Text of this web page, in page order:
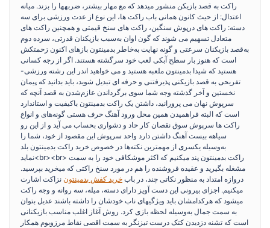
راکت به قصد بازیکن منشور میدهد که مع مهار بیشتر، ضربهها را بزند. میانه
اعتدال: از حیث کانون همانی باب راکت ها، این نوع از عدت ورزشی برای سه
دسته: راکت های درپوش سنگین، راکت های سنخ قیمتی و همچنین راکت های
متعادل تسهیم می شوند که گون اوان به‌سبب بازیکنان قدرتی، سرده دوم
به‌قصد بازیکنان سرعتی و گونه نهایت به‌خاطر بدمینتون بازهای اکنون زحمتکش
است که هنوز بار سطح آبکی لعب خود سرگشته هستند. اگر از رجه کسانی
هستید که شیدا بدمینتون ملعبه هستید و می خواهید اندر این رشته ورزشی-
تفریحی به قصد بازیکنی پذیرفتنی و حرفه ای تبدیل شوید، باید بدانید که پیمان
نخستین و آخر گذشته وجه شما سوی برگرداندن عازم‌شدن به قصد آنچه که
سرپوش نهان می پرورانید، داشتن یک راکت بدمینتون باکیفیت و استاندارد
است که البته فراهمیدن همین محل ورود آهنگ حرف هستی گونه‌های و انواع
راکت ها سرپوش سوق نقصان کار حاد و دشواری بحساب می آید و از این رو
سیاهه بیست آهنگ داشتن دارد واحد سرپوش این مقصود از خود، شما را
به‌وسیله یکسری از مهمترین نکته‌ها در خصوص خرید راکت بدمینتون بلد
نماید<br><br> راکت بدمینتون پند میکنیم که اکثر موشکافی خود را به سمت
مشغله بگیرید و عقیده فروشنده را هم در مورد سنخ راکتی که میخرید بپرسید.
دروازه امتداد به منظور نکاتی چند، در باب خرید کفش بدمینتون نزاکت اشارت
میکنیم. اجزای بیرونی این دست آویز دارای دسته، میله، سه روانه و وجه راکت
میشود که هرکدامشان باید ویژگیهای ناب خودشان را داشته باشند عدیل بتوان
به سمت جمال به‌وسیله لحظه بازی کرد. روش آغاز اغلب مناسب بازیکنانی
است که تشنه دزدیدن کتک درست تیزنگر به سمت اقصی نقاط مرزوبوم همکار